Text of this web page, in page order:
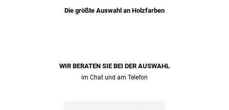
Die größte Auswahl an Holzfarben
WIR BERATEN SIE BEI ​​DER AUSWAHL
im Chat und am Telefon